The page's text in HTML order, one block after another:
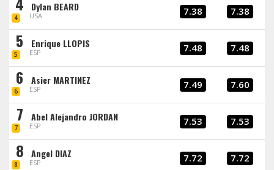
4
Dylan BEARD
USA 7.38 7.38
5
5
Enrique LLOPIS
ESP 7.48 7.48
6
6
Asier MARTINEZ
ESP 7.49 7.60
7
7
Abel Alejandro JORDAN
ESP 7.53 7.53
8
8
Angel DIAZ
ESP 7.72 7.72